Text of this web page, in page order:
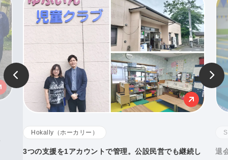
Hokally（ホーカリー）
3つの支援を1アカウントで管理。公設民営でも継続し
退